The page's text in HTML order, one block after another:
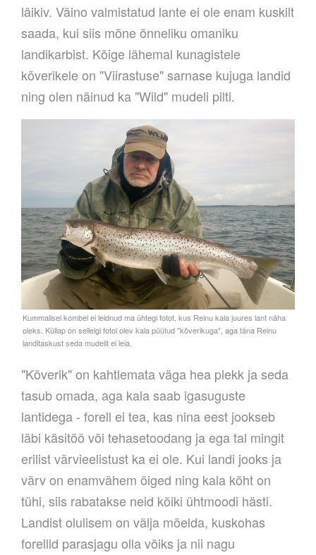
läikiv. Väino valmistatud lante ei ole enam kuskilt
saada, kui siis mõne õnneliku omaniku
landikarbist. Kõige lähemal kunagistele
kõverikele on "Viirastuse" sarnase kujuga landid
ning olen näinud ka "Wild" mudeli pilti.
"Kõverik" on kahtlemata väga hea plekk ja seda
tasub omada, aga kala saab igasuguste
lantidega - forell ei tea, kas nina eest jookseb
läbi käsitöö või tehasetoodang ja ega tal mingit
erilist värvieelistust ka ei ole. Kui landi jooks ja
värv on enamvähem õiged ning kala kõht on
tühi, siis rabatakse neid kõiki ühtmoodi hästi.
Landist olulisem on välja mõelda, kuskohas
forellid parasjagu olla võiks ja nii nagu